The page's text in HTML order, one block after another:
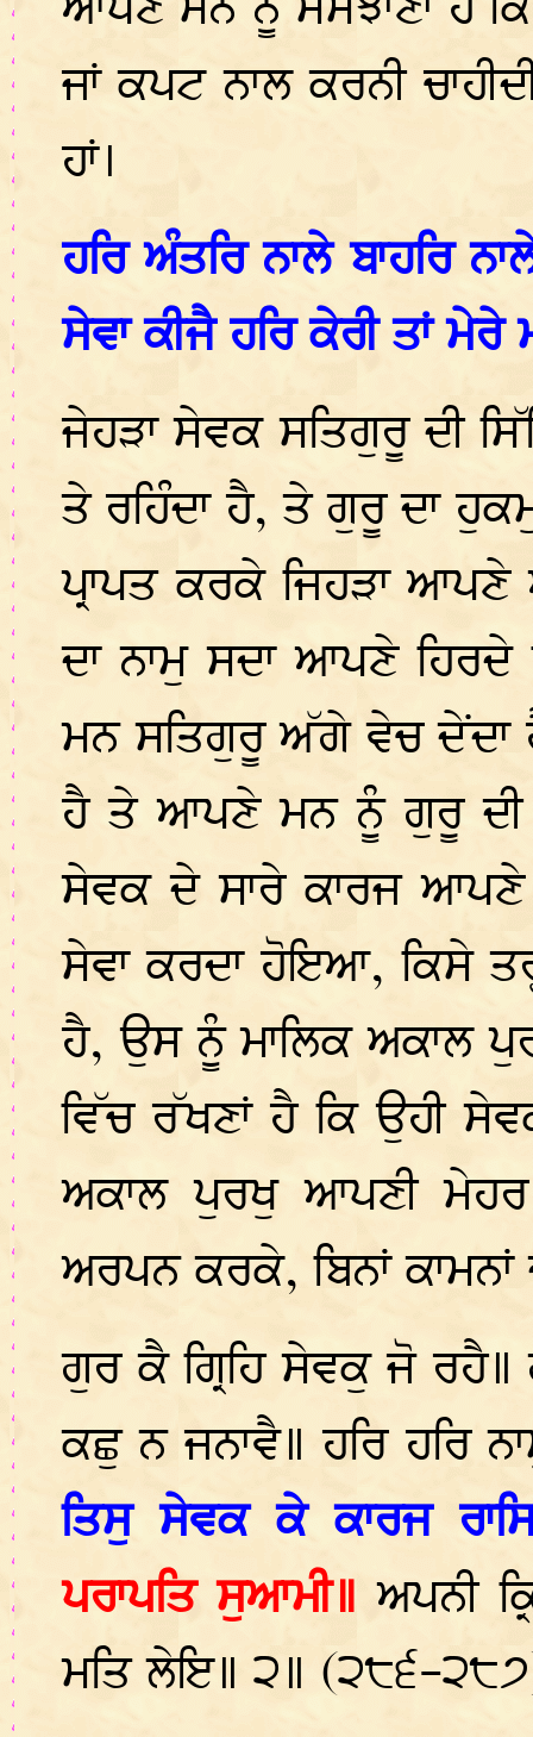
ਜਾਂ ਕਪਟ ਨਾਲ ਕਰਨੀ
ਹਾਂ।
ਹਰਿ ਅੰਤਰਿ ਨਾਲੇ ਬਾਹਰਿ
ਸੇਵਾ ਕੀਜੈ ਹਰਿ ਕੇਰੀ ਤਾਂ
ਜੇਹੜਾ ਸੇਵਕ ਸਤਿਗੁਰੂ ਦੀ
ਤੇ ਰਹਿੰਦਾ ਹੈ, ਤੇ ਗੁਰੂ ਦਾ
ਪ੍ਰਾਪਤ ਕਰਕੇ ਜਿਹੜਾ
ਦਾ ਨਾਮੁ ਸਦਾ ਆਪਣੇ
ਮਨ ਸਤਿਗੁਰੂ ਅੱਗੇ ਵੇਚ
ਹੈ ਤੇ ਆਪਣੇ ਮਨ ਨੂੰ ਗੁਰੂ ਦੀ
ਸੇਵਕ ਦੇ ਸਾਰੇ ਕਾਰਜ ਆਪਣੇ
ਸੇਵਾ ਕਰਦਾ ਹੋਇਆ, ਕਿਸੇ
ਹੈ, ਉਸ ਨੂੰ ਮਾਲਿਕ ਅਕਾਲ
ਵਿੱਚ ਰੱਖਣਾਂ ਹੈ ਕਿ ਉਹੀ
ਅਕਾਲ ਪੁਰਖੁ ਆਪਣੀ
ਅਰਪਨ ਕਰਕੇ, ਬਿਨਾਂ ਕਾਮਨਾਂ
ਗੁਰ ਕੈ ਗ੍ਰਿਹਿ ਸੇਵਕੁ ਜੋ
ਕਛੁ ਨ ਜਨਾਵੈ॥ ਹਰਿ ਹਰਿ
ਤਿਸੁ ਸੇਵਕ ਕੇ ਕਾਰਜ
ਪਰਾਪਤਿ ਸੁਆਮੀ॥ਅਪਨੀ
ਮਤਿ ਲੇਇ॥ ੨॥ (੨੮੬-